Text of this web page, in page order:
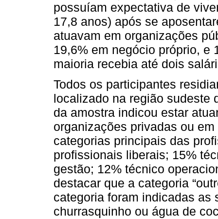
possuíam expectativa de
17,8 anos) após se
atuavam em organizações
19,6% em negócio próprio, e
maioria recebia até dois
Todos os participantes
localizado na região sudeste
da amostra indicou estar
organizações privadas ou
categorias principais das
profissionais liberais; 15%
gestão; 12% técnico
destacar que a categoria
categoria foram indicadas as
churrasquinho ou água de